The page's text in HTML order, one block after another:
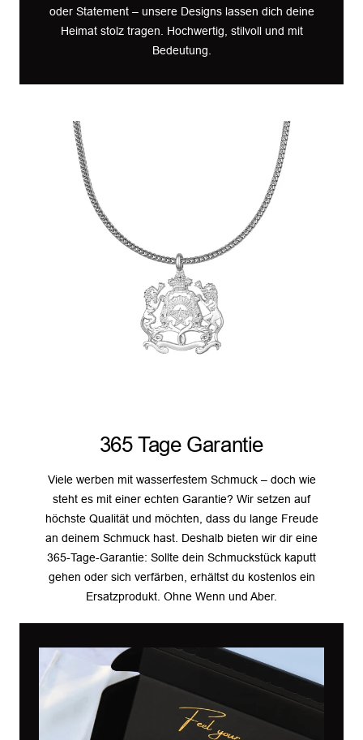
oder Statement – unsere Designs lassen dich deine
Heimat stolz tragen. Hochwertig, stilvoll und mit
Bedeutung.
365 Tage Garantie
Viele werben mit wasserfestem Schmuck – doch wie
steht es mit einer echten Garantie? Wir setzen auf
höchste Qualität und möchten, dass du lange Freude
an deinem Schmuck hast. Deshalb bieten wir dir eine
365-Tage-Garantie: Sollte dein Schmuckstück kaputt
gehen oder sich verfärben, erhältst du kostenlos ein
Ersatzprodukt. Ohne Wenn und Aber.